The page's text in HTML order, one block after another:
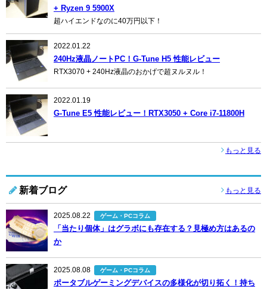
+ Ryzen 9 5900X
超ハイエンドなのに40万円以下！
2022.01.22
240Hz液晶ノートPC！G-Tune H5 性能レビュー
RTX3070 + 240Hz液晶のおかげで超ヌルヌル！
2022.01.19
G-Tune E5 性能レビュー！RTX3050 + Core i7-11800H
もっと見る
新着ブログ もっと見る
2025.08.22 ゲーム・PCコラム
「当たり個体」はグラボにも存在する？見極め方はあるの
か
2025.08.08 ゲーム・PCコラム
ポータブルゲーミングデバイスの多様化が切り拓く！持ち